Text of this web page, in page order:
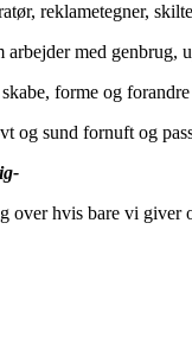
reklametegner,
arbejder med
forme og
og sund fornuft og
over hvis bare vi giver